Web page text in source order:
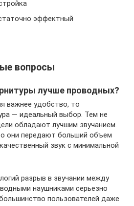
эффектный
вопросы
лучше проводных?
важнее удобство, то
— идеальный выбор. Тем не
обладают лучшим звучанием.
они передают больший объем
звук с минимальной
разрыв в звучании между
наушниками серьезно
пользователей даже